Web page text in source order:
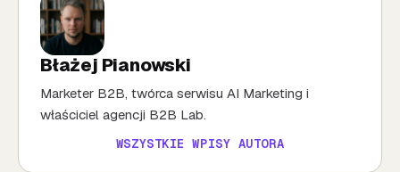
Błażej Pianowski
Marketer B2B, twórca serwisu AI Marketing i
właściciel agencji B2B Lab.
WSZYSTKIE WPISY AUTORA